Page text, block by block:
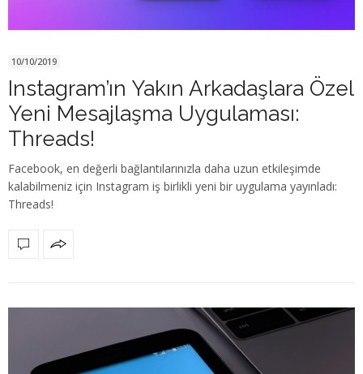
10/10/2019
Instagram’ın Yakın Arkadaşlara Özel
Yeni Mesajlaşma Uygulaması:
Threads!
Facebook, en değerli bağlantılarınızla daha uzun etkileşimde
kalabilmeniz için Instagram iş birlikli yeni bir uygulama yayınladı:
Threads!